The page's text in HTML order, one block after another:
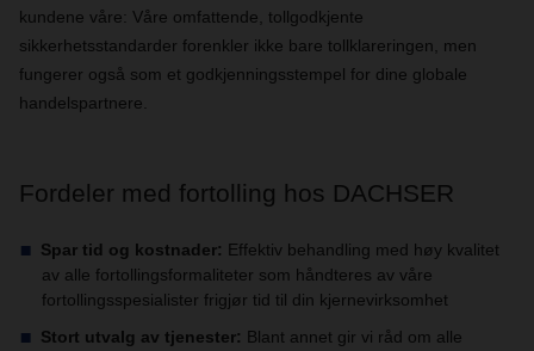
kundene våre: Våre omfattende, tollgodkjente
sikkerhetsstandarder forenkler ikke bare tollklareringen, men
fungerer også som et godkjenningsstempel for dine globale
handelspartnere.
Fordeler med fortolling hos DACHSER
Spar tid og kostnader: Effektiv behandling med høy kvalitet
av alle fortollingsformaliteter som håndteres av våre
fortollingsspesialister frigjør tid til din kjernevirksomhet
Stort utvalg av tjenester: Blant annet gir vi råd om alle